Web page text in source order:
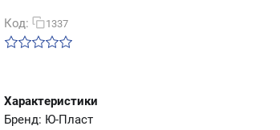
Код: 1337
Характеристики
Бренд: Ю-Пласт